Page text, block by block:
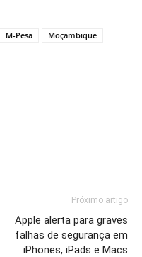
M-Pesa
Moçambique
Próximo artigo
Apple alerta para graves
falhas de segurança em
iPhones, iPads e Macs